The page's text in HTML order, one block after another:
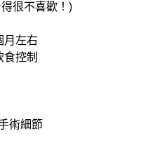
很不喜歡！)
月左右
控制
術細節